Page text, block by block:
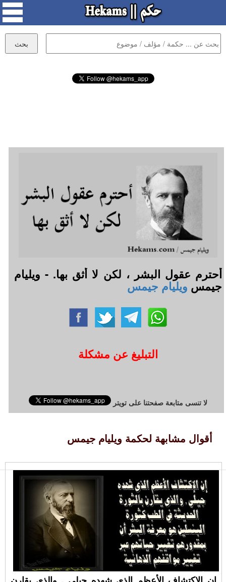
أحترم عقول البشر ، لكن لا أثق بها. - ويليام
جيمس ويليام جيمس
التبليغ عن مشكلة
لا تنسى متابعة صفحتنا على تويتر
أقوال مشابهة لحكمة ويليام جيمس